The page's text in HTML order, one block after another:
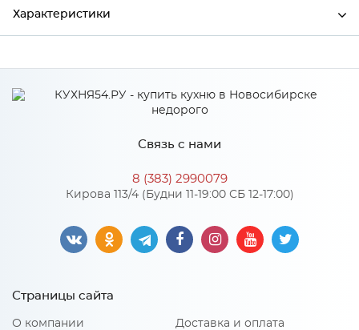
Характеристики
Цвет Белый/Шарли Белый
Особенности
Материал 2: МДФ
Количество упаковок: 3
Связь с нами
8 (383) 2990079
Кирова 113/4 (Будни 11-19:00 СБ 12-17:00)
Страницы сайта
О компании Доставка и оплата